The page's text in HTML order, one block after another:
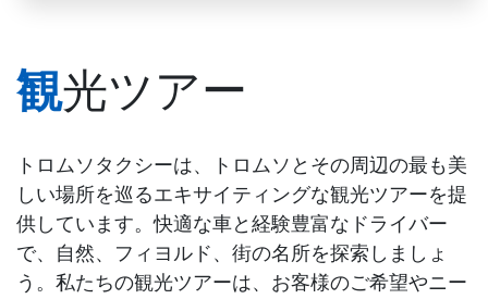
観光ツアー
トロムソタクシーは、トロムソとその周辺の最も美
しい場所を巡るエキサイティングな観光ツアーを提
供しています。快適な車と経験豊富なドライバー
で、自然、フィヨルド、街の名所を探索しましょ
う。私たちの観光ツアーは、お客様のご希望やニー